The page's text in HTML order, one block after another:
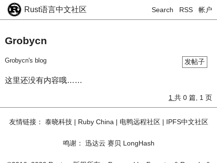
Rust语言中文社区 Search RSS 帐户
Grobycn
发帖子
Grobycn's blog
这里还没有内容哦……
1 共 0 篇, 1 页
友情链接： 泰晓科技| Ruby China | 电鸭远程社区| IPFS中文社区
鸣谢： 迅达云 赛贝 LongHash